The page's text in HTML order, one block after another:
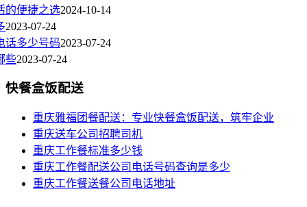
的便捷之选2024-10-14
2023-07-24
话多少号码2023-07-24
些2023-07-24
快餐盒饭配送
重庆雅福团餐配送：专业快餐盒饭配送，筑牢企业
重庆送车公司招聘司机
重庆工作餐标准多少钱
重庆工作餐配送公司电话号码查询是多少
重庆工作餐送餐公司电话地址